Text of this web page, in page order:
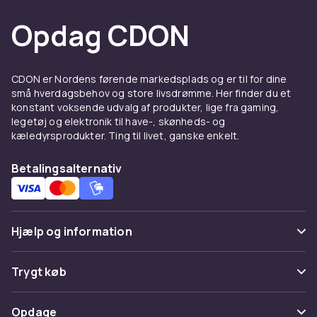
kortere afstande og kraftigere el-løbehjul til
længere pendling.
konstruktion
Til yngre kørere findes der el-løbehjul til børn,
der er tilpasset lavere hastigheder og
give uafhængighed og bevægelse på en sjov
måde, mens modellerne er designet med
stabilitet og sikkerhed i fokus. Perfekt til leg i
At vælge den rigtige model handler om alder,
en stabil platform og moderat acceleration gør
en forskel i hverdagen.
Opdag CDON
CDON er Nordens førende markedsplads og er til for dine
små hverdagsbehov og store livsdrømme. Her finder du et
konstant voksende udvalg af produkter, lige fra gaming,
legetøj og elektronik til have-, skønheds- og
kæledyrsprodukter. Ting til livet, ganske enkelt.
Betalingsalternativ
Hjælp og information
Ofte stillede spørgsmål
Spor pakke
Trygt køb
Betaling
Opdage